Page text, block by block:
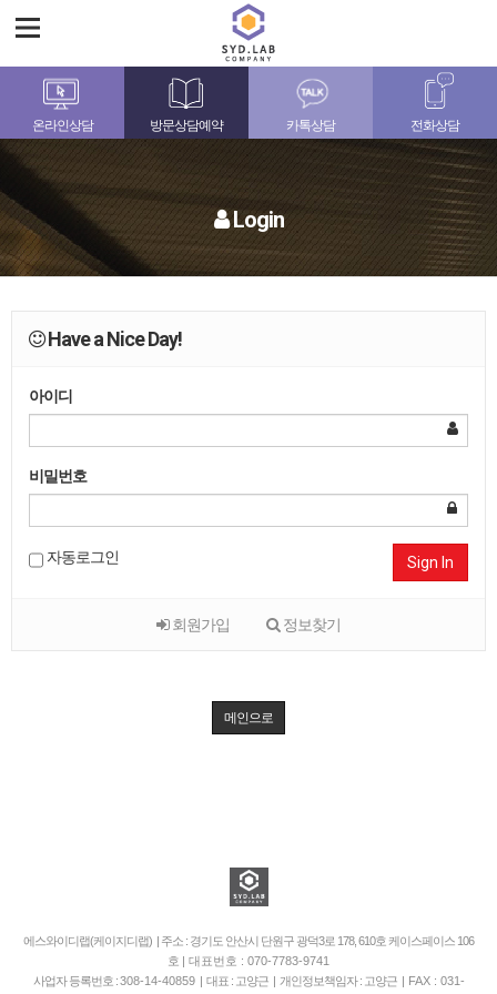
온라인상담 방문상담예약 카톡상담 전화상담
Login
Have a Nice Day!
아이디
비밀번호
자동로그인 Sign In
회원가입 정보찾기
메인으로
에스와이디랩(케이지디랩) | 주소 : 경기도 안산시 단원구 광덕3로 178, 610호 케이스페이스 106
호 | 대표번호 : 070-7783-9741
사업자 등록번호 :308-14-40859| 대표 : 고양근 | 개인정보책임자 : 고양근 | FAX : 031-